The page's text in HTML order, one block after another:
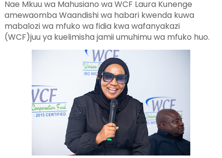
Nae Mkuu wa Mahusiano wa WCF Laura Kunenge
amewaomba Waandishi wa habari kwenda kuwa
mabalozi wa mfuko wa fidia kwa wafanyakazi
(WCF)juu ya kuelimisha jamii umuhimu wa mfuko huo.